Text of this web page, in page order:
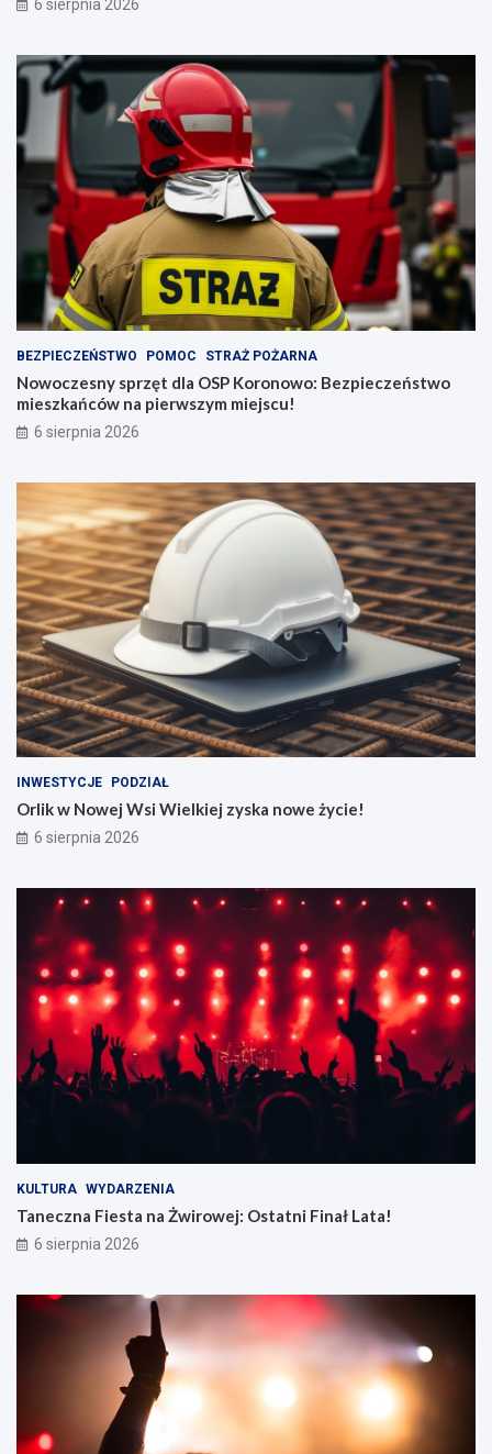
6 sierpnia 2026
BEZPIECZEŃSTWO POMOC STRAŻ POŻARNA
Nowoczesny sprzęt dla OSP Koronowo: Bezpieczeństwo
mieszkańców na pierwszym miejscu!
6 sierpnia 2026
INWESTYCJE PODZIAŁ
Orlik w Nowej Wsi Wielkiej zyska nowe życie!
6 sierpnia 2026
KULTURA WYDARZENIA
Taneczna Fiesta na Żwirowej: Ostatni Finał Lata!
6 sierpnia 2026